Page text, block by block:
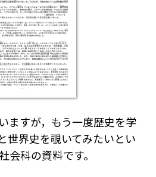
ますが，もう一度歴史を学
世界史を覗いてみたいとい
会科の資料です。